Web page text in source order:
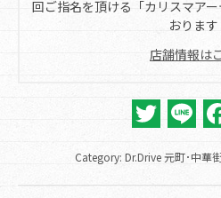
回ご指名を頂ける「カリスマア
おります
店舗情報は
Category: Dr.Drive 元町･中華